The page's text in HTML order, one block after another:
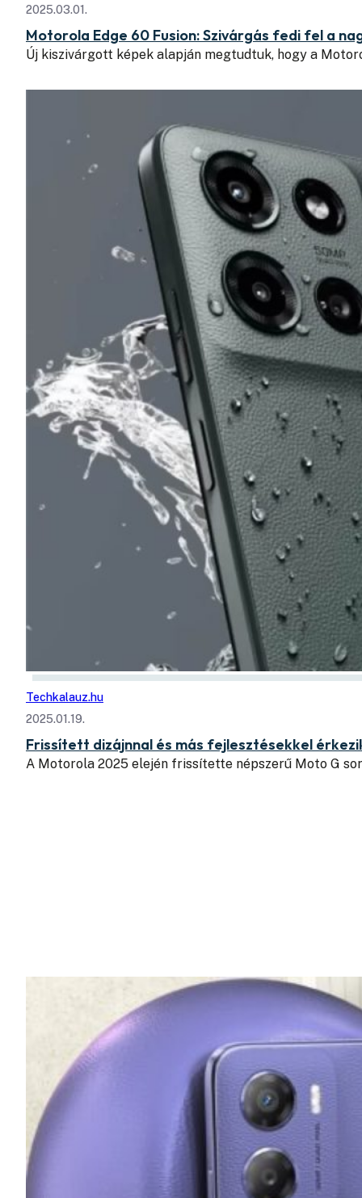
2025.03.01.
Motorola Edge 60 Fusion: Szivárgás fedi fel a
Új kiszivárgott képek alapján megtudtuk, hogy a
Techkalauz.hu
2025.01.19.
Frissített dizájnnal és más fejlesztésekkel
A Motorola 2025 elején frissítette népszerű Moto G